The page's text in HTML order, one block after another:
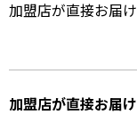
加盟店が直接お届け
加盟店が直接お届